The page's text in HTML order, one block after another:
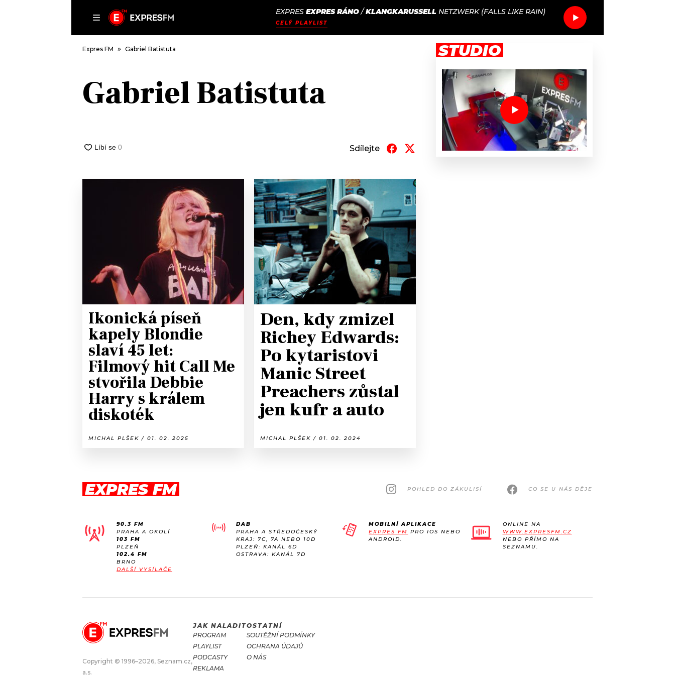
JAK
NALADIT
EXPRES EXPRES RÁNO/KLANGKARUSSELL NETZWERK (FALLS LIKE RAIN)
CELÝ PLAYLIST
DOMŮ
HUDBA
MIX
OSTATNÍ
RÁDIO
APLIKACE
PROGRAM
PLAYLIST
JAK NALADIT
SOUTĚŽE
Expres FM Gabriel Batistuta
Gabriel Batistuta
Sdílejte
Ikonická píseň
kapely Blondie
slaví 45 let:
Filmový hit Call Me
stvořila Debbie
Harry s králem
diskoték
MICHAL PLŠEK / 01. 02. 2025
Den, kdy zmizel
Richey Edwards:
Po kytaristovi
Manic Street
Preachers zůstal
jen kufr a auto
MICHAL PLŠEK / 01. 02. 2024
STUDIO
EXPRES FM POHLED DO ZÁKULISÍ CO SE U NÁS DĚJE
90.3 FM
PRAHA A OKOLÍ
103 FM
PLZEŇ
102.4 FM
BRNO
DALŠÍ VYSÍLAČE
DAB
PRAHA A STŘEDOČESKÝ
KRAJ: 7C, 7A NEBO 10D
PLZEŇ: KANÁL 6D
OSTRAVA: KANÁL 7D
MOBILNÍ APLIKACE
EXPRES FM PRO IOS NEBO
ANDROID.
ONLINE NA
WWW.EXPRESFM.CZ
NEBO PŘÍMO NA
SEZNAMU.
Copyright © 1996–2026, Seznam.cz,
a.s.
JAK NALADIT
PROGRAM
PLAYLIST
PODCASTY
REKLAMA
OSTATNÍ
SOUTĚŽNÍ PODMÍNKY
OCHRANA ÚDAJŮ
O NÁS